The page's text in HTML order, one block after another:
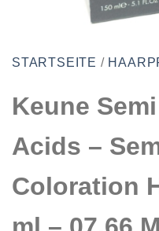
STARTSEITE /
Keune
Acids –
Coloration